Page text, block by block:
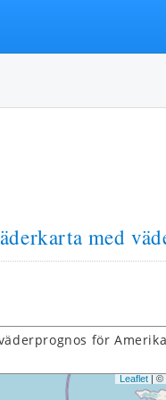
med
för
Leaflet | ©